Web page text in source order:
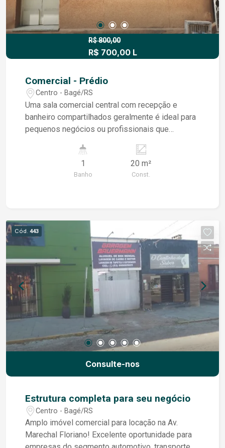
R$ 800,00
R$ 700,00 L
Comercial - Prédio
Centro - Bagé/RS
Uma sala comercial central com recepção e
banheiro compartilhados geralmente é ideal para
pequenos negócios ou profissionais que
compartilhada. Essas características oferecem
algumas vantagens: Localização Estratégica:
Estar centralizado pode facilitar o acesso tanto
Compartilhar a recepção e o banheiro pode
reduzir custos operacionais, já que não é
necessário manter áreas adicionais apenas para
uso individual.
1
Banho
20 m²
Const.
Cód. 443
Consulte-nos
Estrutura completa para seu negócio
Centro - Bagé/RS
Amplo imóvel comercial para locação na Av.
Marechal Floriano! Excelente oportunidade para